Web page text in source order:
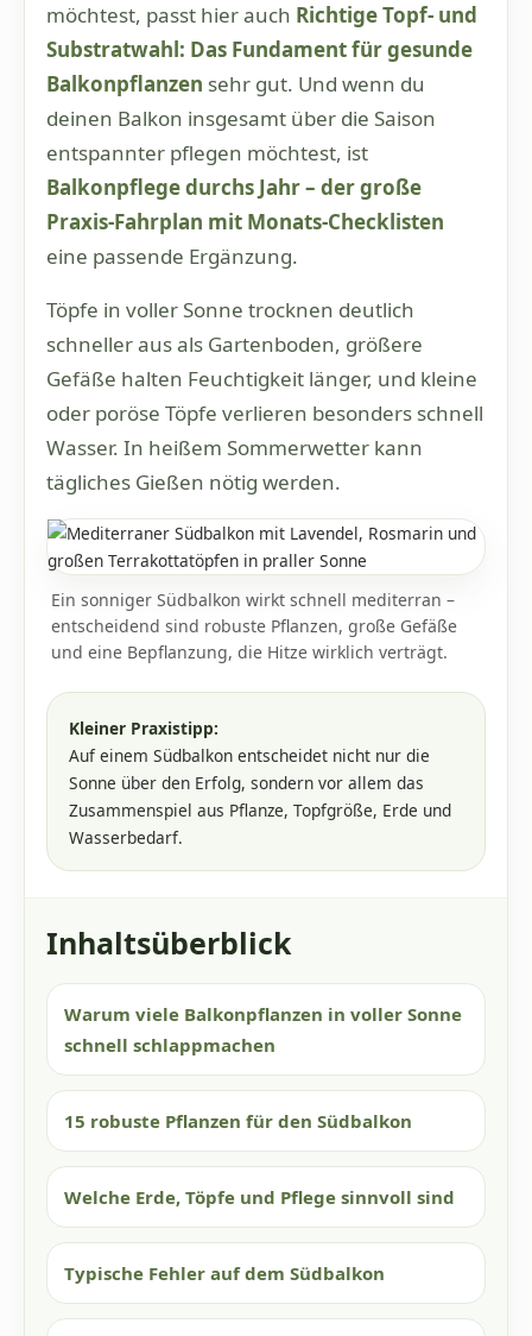
möchtest, passt hier auch Richtige Topf- und
Substratwahl: Das Fundament für gesunde
Balkonpflanzen sehr gut. Und wenn du
deinen Balkon insgesamt über die Saison
entspannter pflegen möchtest, ist
Balkonpflege durchs Jahr – der große
Praxis-Fahrplan mit Monats-Checklisten
eine passende Ergänzung.
Töpfe in voller Sonne trocknen deutlich
schneller aus als Gartenboden, größere
Gefäße halten Feuchtigkeit länger, und kleine
oder poröse Töpfe verlieren besonders schnell
Wasser. In heißem Sommerwetter kann
tägliches Gießen nötig werden.
Ein sonniger Südbalkon wirkt schnell mediterran –
entscheidend sind robuste Pflanzen, große Gefäße
und eine Bepflanzung, die Hitze wirklich verträgt.
Kleiner Praxistipp:
Auf einem Südbalkon entscheidet nicht nur die
Sonne über den Erfolg, sondern vor allem das
Zusammenspiel aus Pflanze, Topfgröße, Erde und
Wasserbedarf.
Inhaltsüberblick
Warum viele Balkonpflanzen in voller Sonne
schnell schlappmachen
15 robuste Pflanzen für den Südbalkon
Welche Erde, Töpfe und Pflege sinnvoll sind
Typische Fehler auf dem Südbalkon